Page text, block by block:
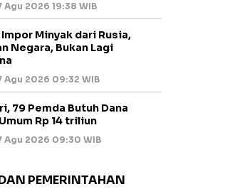
Agu 2026 19:38 WIB
Minyak dari Rusia,
Negara, Bukan Lagi
Agu 2026 09:32 WIB
79 Pemda Butuh Dana
Rp 14 triliun
Agu 2026 09:30 WIB
PEMERINTAHAN